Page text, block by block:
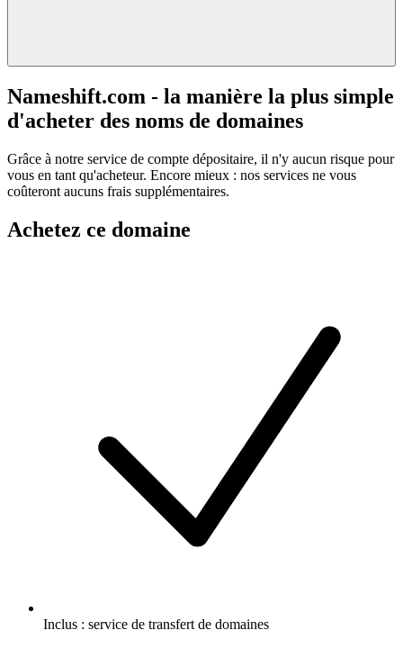
Nameshift.com - la manière la plus simple
d'acheter des noms de domaines
Grâce à notre service de compte dépositaire, il n'y aucun risque pour
vous en tant qu'acheteur. Encore mieux : nos services ne vous
coûteront aucuns frais supplémentaires.
Achetez ce domaine
Inclus : service de transfert de domaines